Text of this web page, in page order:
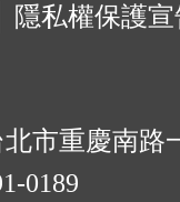
隱私權保護
市重慶南路
0189